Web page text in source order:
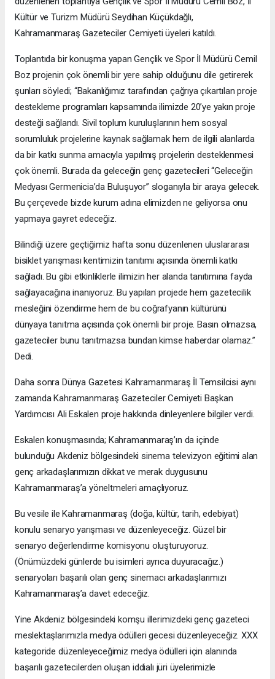
Kültür ve Turizm Müdürü Seydihan Küçükdağlı,
Kahramanmaraş Gazeteciler Cemiyeti üyeleri katıldı.
Toplantıda bir konuşma yapan Gençlik ve Spor İl Müdürü Cemil
Boz projenin çok önemli bir yere sahip olduğunu dile getirerek
şunları söyledi; “Bakanlığımız tarafından çağrıya çıkartılan proje
destekleme programları kapsamında ilimizde 20’ye yakın proje
desteği sağlandı. Sivil toplum kuruluşlarının hem sosyal
sorumluluk projelerine kaynak sağlamak hem de ilgili alanlarda
da bir katkı sunma amacıyla yapılmış projelerin desteklenmesi
çok önemli. Burada da geleceğin genç gazetecileri “Geleceğin
Medyası Germenicia’da Buluşuyor” sloganıyla bir araya gelecek.
Bu çerçevede bizde kurum adına elimizden ne geliyorsa onu
yapmaya gayret edeceğiz.
Bilindiği üzere geçtiğimiz hafta sonu düzenlenen uluslararası
bisiklet yarışması kentimizin tanıtımı açısında önemli katkı
sağladı. Bu gibi etkinliklerle ilimizin her alanda tanıtımına fayda
sağlayacağına inanıyoruz. Bu yapılan projede hem gazetecilik
mesleğini özendirme hem de bu coğrafyanın kültürünü
dünyaya tanıtma açısında çok önemli bir proje. Basın olmazsa,
gazeteciler bunu tanıtmazsa bundan kimse haberdar olamaz.”
Dedi.
Daha sonra Dünya Gazetesi Kahramanmaraş İl Temsilcisi aynı
zamanda Kahramanmaraş Gazeteciler Cemiyeti Başkan
Yardımcısı Ali Eskalen proje hakkında dinleyenlere bilgiler verdi.
Eskalen konuşmasında; Kahramanmaraş’ın da içinde
bulunduğu Akdeniz bölgesindeki sinema televizyon eğitimi alan
genç arkadaşlarımızın dikkat ve merak duygusunu
Kahramanmaraş’a yöneltmeleri amaçlıyoruz.
Bu vesile ile Kahramanmaraş (doğa, kültür, tarih, edebiyat)
konulu senaryo yarışması ve düzenleyeceğiz. Güzel bir
senaryo değerlendirme komisyonu oluşturuyoruz.
(Önümüzdeki günlerde bu isimleri ayrıca duyuracağız.)
senaryoları başarılı olan genç sinemacı arkadaşlarımızı
Kahramanmaraş’a davet edeceğiz.
Yine Akdeniz bölgesindeki komşu illerimizdeki genç gazeteci
meslektaşlarımızla medya ödülleri gecesi düzenleyeceğiz. XXX
kategoride düzenleyeceğimiz medya ödülleri için alanında
başarılı gazetecilerden oluşan iddialı jüri üyelerimizle